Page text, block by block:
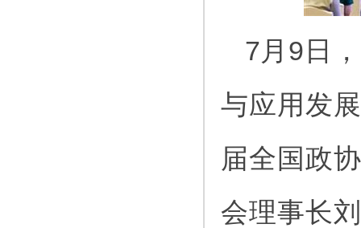
7月9日
与应用发
届全国政
会理事长